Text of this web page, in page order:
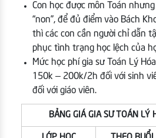
Con học được môn Toán
“non”, để đủ điểm vào Bách
thì các con cần người chỉ dẫn
phục tình trạng học lệch của
Mức học phí gia sư Toán Lý
150k – 200k/2h đối với sinh
đối với giáo viên.
BẢNG GIÁ GIA SƯ TOÁN LÝ